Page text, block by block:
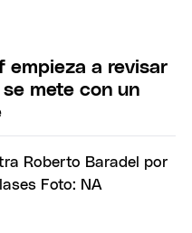
empieza a revisar
mete con un